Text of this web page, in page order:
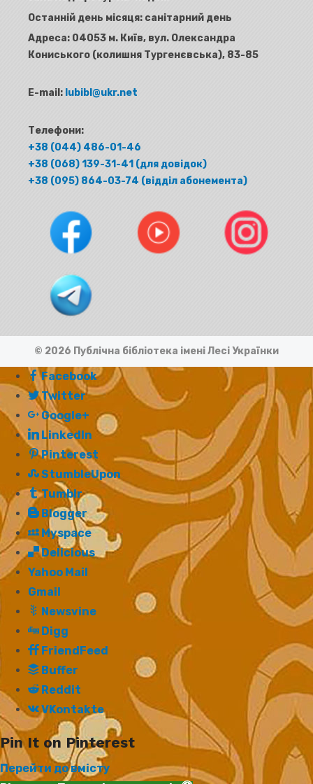
Останній день місяця: санітарний день
Адреса: 04053 м. Київ, вул. Олександра
Кониського (колишня Тургенєвська), 83-85
E-mail: lubibl@ukr.net
Телефони:
+38 (044) 486-01-46
+38 (068) 139-31-41 (для довідок)
+38 (095) 864-03-74 (відділ абонемента)
© 2026 Публічна бібліотека імені Лесі Українки
Facebook
Twitter
Google+
LinkedIn
Pinterest
StumbleUpon
Tumblr
Blogger
Myspace
Delicious
Yahoo Mail
Gmail
Newsvine
Digg
FriendFeed
Buffer
Reddit
VKontakte
Pin It on Pinterest
Перейти до вмісту